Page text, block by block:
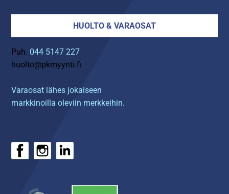
HUOLTO & VARAOSAT
Puh. 044 5147 227
huolto@pkmyynti.fi
Varaosat lähes jokaiseen
markkinoilla oleviin merkkeihin.